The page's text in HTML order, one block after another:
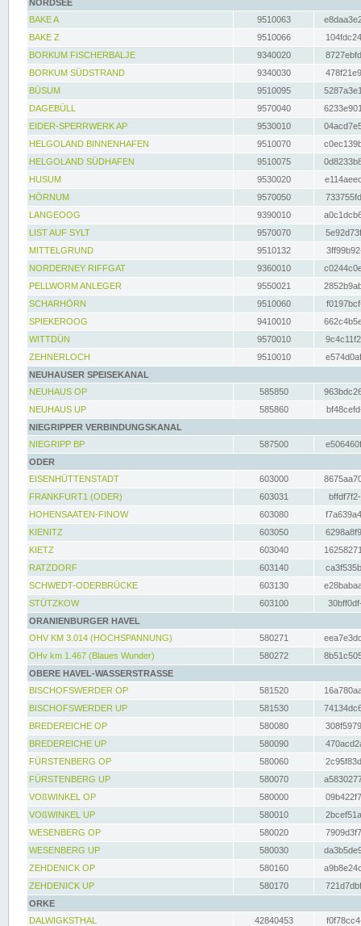
NORDSEE
BAKE A
9510063
BAKE Z
9510066
BORKUM FISCHERBALJE
9340020
BORKUM SÜDSTRAND
9340030
BÜSUM
9510095
DAGEBÜLL
9570040
EIDER-SPERRWERK AP
9530010
HELGOLAND BINNENHAFEN
9510070
HELGOLAND SÜDHAFEN
9510075
HUSUM
9530020
HÖRNUM
9570050
LANGEOOG
9390010
LIST AUF SYLT
9570070
MITTELGRUND
9510132
NORDERNEY RIFFGAT
9360010
PELLWORM ANLEGER
9550021
SCHARHÖRN
9510060
SPIEKEROOG
9410010
WITTDÜN
9570010
ZEHNERLOCH
9510010
NEUHAUSER SPEISEKANAL
NEUHAUS OP
585850
NEUHAUS UP
585860
NIEGRIPPER VERBINDUNGSKANAL
NIEGRIPP BP
587500
ODER
EISENHÜTTENSTADT
603000
FRANKFURT1 (ODER)
603031
HOHENSAATEN-FINOW
603080
KIENITZ
603050
KIETZ
603040
RATZDORF
603140
SCHWEDT-ODERBRÜCKE
603130
STÜTZKOW
603100
ORANIENBURGER HAVEL
OHV KM 3.014 (HOCHSPANNUNG)
580271
OHv km 1.467 (Blaues Wunder)
580272
OBERE HAVEL-WASSERSTRASSE
BISCHOFSWERDER OP
581520
BISCHOFSWERDER UP
581530
BREDEREICHE OP
580080
BREDEREICHE UP
580090
FÜRSTENBERG OP
580060
FÜRSTENBERG UP
580070
VOßWINKEL OP
580000
VOßWINKEL UP
580010
WESENBERG OP
580020
WESENBERG UP
580030
ZEHDENICK OP
580160
ZEHDENICK UP
580170
ORKE
DALWIGKSTHAL
42840453